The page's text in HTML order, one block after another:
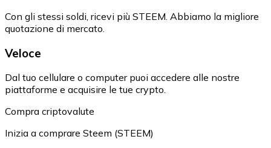
Con gli stessi soldi, ricevi più STEEM. Abbiamo la migliore
quotazione di mercato.
Veloce
Dal tuo cellulare o computer puoi accedere alle nostre
piattaforme e acquisire le tue crypto.
Compra criptovalute
Inizia a comprare Steem (STEEM)